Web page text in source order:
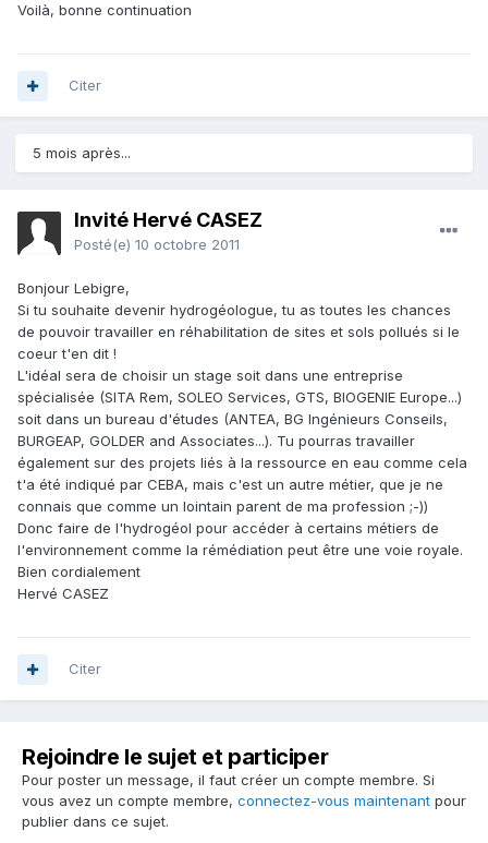
Voilà, bonne continuation
Citer
5 mois après...
Invité Hervé CASEZ
Posté(e) 10 octobre 2011
Bonjour Lebigre,
Si tu souhaite devenir hydrogéologue, tu as toutes les chances
de pouvoir travailler en réhabilitation de sites et sols pollués si le
coeur t'en dit !
L'idéal sera de choisir un stage soit dans une entreprise
spécialisée (SITA Rem, SOLEO Services, GTS, BIOGENIE Europe...)
soit dans un bureau d'études (ANTEA, BG Ingénieurs Conseils,
BURGEAP, GOLDER and Associates...). Tu pourras travailler
également sur des projets liés à la ressource en eau comme cela
t'a été indiqué par CEBA, mais c'est un autre métier, que je ne
connais que comme un lointain parent de ma profession ;-))
Donc faire de l'hydrogéol pour accéder à certains métiers de
l'environnement comme la rémédiation peut être une voie royale.
Bien cordialement
Hervé CASEZ
Citer
Rejoindre le sujet et participer
Pour poster un message, il faut créer un compte membre. Si
vous avez un compte membre, connectez-vous maintenant pour
publier dans ce sujet.